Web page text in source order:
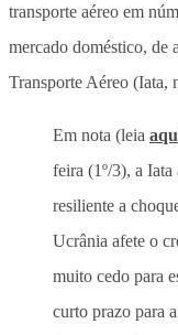
transporte aéreo em
mercado doméstico, de
Transporte Aéreo (Iata,
Em nota (leia
feira (1º/3), a Iata
resiliente a
Ucrânia afete o
muito cedo para
curto prazo para